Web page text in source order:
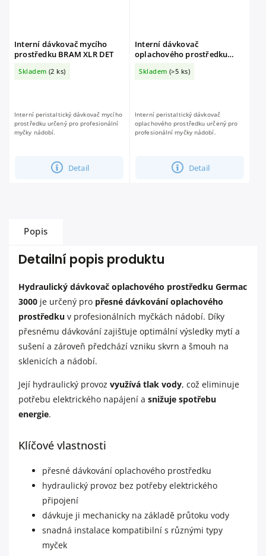
Interní dávkovač mycího
prostředku BRAM XLR DET
Skladem (2 ks)
Detail
Interní peristaltický dávkovač mycího
prostředku určený pro profesionální
myčky nádobí.
Interní dávkovač
oplachového prostředku
Skladem (>5 ks)
Detail
Interní peristaltický dávkovač
oplachového prostředku určený pro
profesionální myčky nádobí.
Popis
Detailní popis produktu
Hydraulický dávkovač oplachového prostředku Germac
3000 je určený pro přesné dávkování oplachového
prostředku v profesionálních myčkách nádobí. Díky
přesnému dávkování zajišťuje optimální výsledky mytí a
sušení a zároveň předchází vzniku skvrn a šmouh na
sklenicích a nádobí.
Její hydraulický provoz využívá tlak vody, což eliminuje
potřebu elektrického napájení a snižuje spotřebu
energie.
Klíčové vlastnosti
přesné dávkování oplachového prostředku
hydraulický provoz bez potřeby elektrického
připojení
dávkuje ji mechanicky na základě průtoku vody
snadná instalace kompatibilní s různými typy
myček